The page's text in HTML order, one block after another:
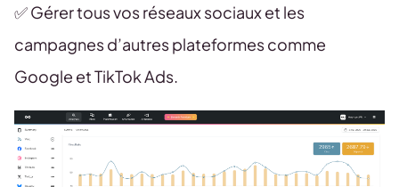
✅ Gérer tous vos réseaux sociaux et les
campagnes d’autres plateformes comme
Google et TikTok Ads.